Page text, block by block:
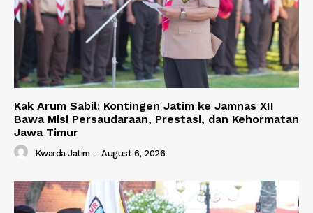
Kak Arum Sabil: Kontingen Jatim ke Jamnas XII
Bawa Misi Persaudaraan, Prestasi, dan Kehormatan
Jawa Timur
Kwarda Jatim - August 6, 2026